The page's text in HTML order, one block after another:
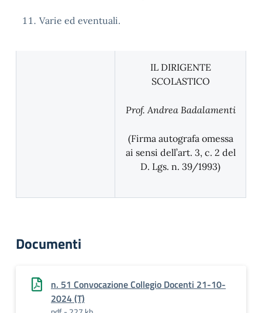
Varie ed eventuali.
IL DIRIGENTE
SCOLASTICO
Prof. Andrea Badalamenti
(Firma autografa omessa
ai sensi dell’art. 3, c. 2 del
D. Lgs. n. 39/1993)
Documenti
n. 51 Convocazione Collegio Docenti 21-10-
2024 (T)